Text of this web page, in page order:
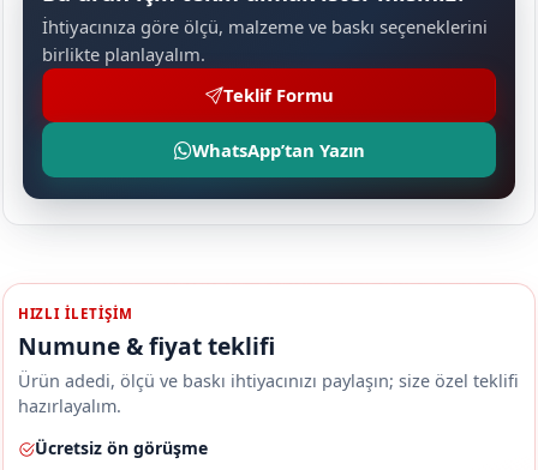
İhtiyacınıza göre ölçü, malzeme ve baskı seçeneklerini
birlikte planlayalım.
Teklif Formu
WhatsApp’tan Yazın
HIZLI ILETIŞIM
Numune & fiyat teklifi
Ürün adedi, ölçü ve baskı ihtiyacınızı paylaşın; size özel teklifi
hazırlayalım.
Ücretsiz ön görüşme